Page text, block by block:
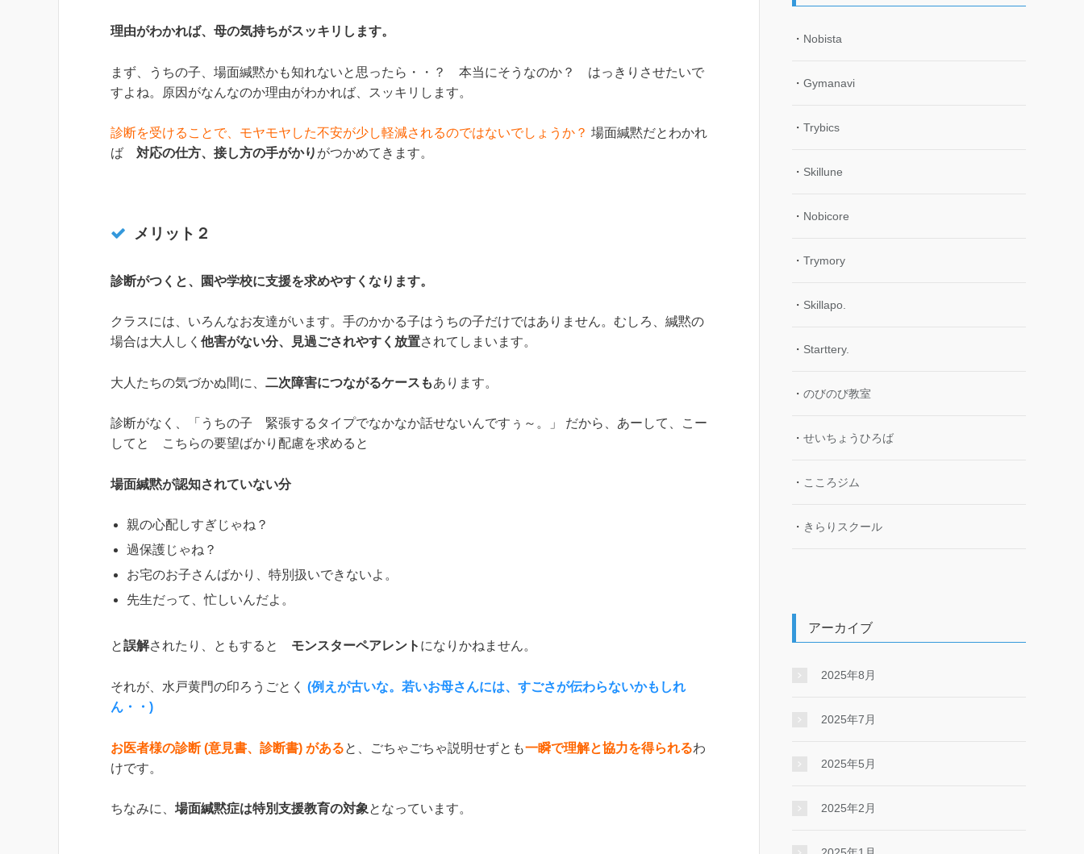
理由がわかれば、母の気持ちがスッキリします。
まず、うちの子、場面緘黙かも知れないと思ったら・・？ 本当にそうなのか？ はっきりさせたいで
すよね。原因がなんなのか理由がわかれば、スッキリします。
診断を受けることで、モヤモヤした不安が少し軽減されるのではないでしょうか？ 場面緘黙だとわかれ
ば 対応の仕方、接し方の手がかり がつかめてきます。
メリット２
診断がつくと、園や学校に支援を求めやすくなります。
クラスには、いろんなお友達がいます。手のかかる子はうちの子だけではありません。むしろ、緘黙の
場合は大人しく 他害がない分、見過ごされやすく放置されてしまいます。
大人たちの気づかぬ間に、 二次障害につながるケースもあります。
診断がなく、「うちの子 緊張するタイプでなかなか話せないんですぅ～。」 だから、あーして、こー
してと こちらの要望ばかり配慮を求めると
場面緘黙が認知されていない分
親の心配しすぎじゃね？
過保護じゃね？
お宅のお子さんばかり、特別扱いできないよ。
先生だって、忙しいんだよ。
と誤解されたり、ともすると モンスターペアレント になりかねません。
それが、水戸黄門の印ろうごとく (例えが古いな。若いお母さんには、すごさが伝わらないかもしれ
ん・・)
お医者様の診断 (意見書、診断書) があると、ごちゃごちゃ説明せずとも一瞬で理解と協力を得られるわ
けです。
ちなみに、 場面緘黙症は特別支援教育の対象となっています。
・ Nobista
・ Gymanavi
・ Trybics
・ Skillune
・ Nobicore
・ Trymory
・ Skillapo.
・ Starttery.
・ のびのび教室
・ せいちょうひろば
・ こころジム
・ きらりスクール
アーカイブ
2025年8月
2025年7月
2025年5月
2025年2月